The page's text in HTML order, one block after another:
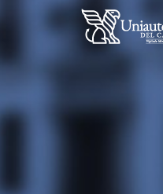
Posgrados